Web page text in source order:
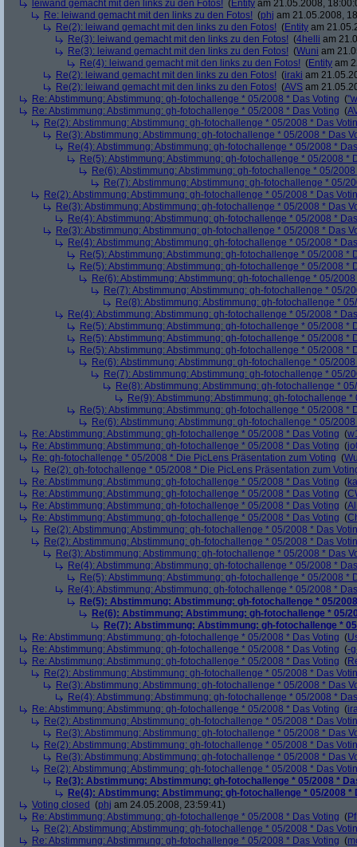
leiwand gemacht mit den links zu den Fotos! ( Entity am 21.05.2008,
Re: leiwand gemacht mit den links zu den Fotos! (phj am 21.05.2008,
Re(2): leiwand gemacht mit den links zu den Fotos! (Entity am
Re(3): leiwand gemacht mit den links zu den Fotos! (4helli am
Re(3): leiwand gemacht mit den links zu den Fotos! (Wuni am
Re(4): leiwand gemacht mit den links zu den Fotos! (Entity am
Re(2): leiwand gemacht mit den links zu den Fotos! (iraki am
Re(2): leiwand gemacht mit den links zu den Fotos! (AVS am
Re: Abstimmung: Abstimmung: gh-fotochallenge * 05/2008 * Das Voting (
Re: Abstimmung: Abstimmung: gh-fotochallenge * 05/2008 * Das Voting (
Re(2): Abstimmung: Abstimmung: gh-fotochallenge * 05/2008 * Das
Re(3): Abstimmung: Abstimmung: gh-fotochallenge * 05/2008 * Das
Re(4): Abstimmung: Abstimmung: gh-fotochallenge * 05/2008 *
Re(5): Abstimmung: Abstimmung: gh-fotochallenge * 05/2008 *
Re(6): Abstimmung: Abstimmung: gh-fotochallenge * 05/
Re(7): Abstimmung: Abstimmung: gh-fotochallenge * 05/
Re(2): Abstimmung: Abstimmung: gh-fotochallenge * 05/2008 * Das
Re(3): Abstimmung: Abstimmung: gh-fotochallenge * 05/2008 * Das
Re(4): Abstimmung: Abstimmung: gh-fotochallenge * 05/2008 *
Re(3): Abstimmung: Abstimmung: gh-fotochallenge * 05/2008 * Das
Re(4): Abstimmung: Abstimmung: gh-fotochallenge * 05/2008 *
Re(5): Abstimmung: Abstimmung: gh-fotochallenge * 05/2008 *
Re(5): Abstimmung: Abstimmung: gh-fotochallenge * 05/2008 *
Re(6): Abstimmung: Abstimmung: gh-fotochallenge * 05/
Re(7): Abstimmung: Abstimmung: gh-fotochallenge * 05/
Re(8): Abstimmung: Abstimmung: gh-fotochallenge *
Re(4): Abstimmung: Abstimmung: gh-fotochallenge * 05/2008 *
Re(5): Abstimmung: Abstimmung: gh-fotochallenge * 05/2008 *
Re(5): Abstimmung: Abstimmung: gh-fotochallenge * 05/2008 *
Re(5): Abstimmung: Abstimmung: gh-fotochallenge * 05/2008 *
Re(6): Abstimmung: Abstimmung: gh-fotochallenge * 05/
Re(7): Abstimmung: Abstimmung: gh-fotochallenge * 05/
Re(8): Abstimmung: Abstimmung: gh-fotochallenge *
Re(9): Abstimmung: Abstimmung: gh-fotochallenge
Re(5): Abstimmung: Abstimmung: gh-fotochallenge * 05/2008 *
Re(6): Abstimmung: Abstimmung: gh-fotochallenge * 05/
Re: Abstimmung: Abstimmung: gh-fotochallenge * 05/2008 * Das Voting (
Re: Abstimmung: Abstimmung: gh-fotochallenge * 05/2008 * Das Voting (
Re: gh-fotochallenge * 05/2008 * Die PicLens Präsentation zum Voting (
Re(2): gh-fotochallenge * 05/2008 * Die PicLens Präsentation zum
Re: Abstimmung: Abstimmung: gh-fotochallenge * 05/2008 * Das Voting (
Re: Abstimmung: Abstimmung: gh-fotochallenge * 05/2008 * Das Voting (
Re: Abstimmung: Abstimmung: gh-fotochallenge * 05/2008 * Das Voting (
Re: Abstimmung: Abstimmung: gh-fotochallenge * 05/2008 * Das Voting (
Re(2): Abstimmung: Abstimmung: gh-fotochallenge * 05/2008 * Das
Re(2): Abstimmung: Abstimmung: gh-fotochallenge * 05/2008 * Das
Re(3): Abstimmung: Abstimmung: gh-fotochallenge * 05/2008 * Das
Re(4): Abstimmung: Abstimmung: gh-fotochallenge * 05/2008 *
Re(5): Abstimmung: Abstimmung: gh-fotochallenge * 05/2008 *
Re(4): Abstimmung: Abstimmung: gh-fotochallenge * 05/2008 *
Re(5): Abstimmung: Abstimmung: gh-fotochallenge * 05/
Re(6): Abstimmung: Abstimmung: gh-fotochallenge * 05/
Re(7): Abstimmung: Abstimmung: gh-fotochallenge *
Re: Abstimmung: Abstimmung: gh-fotochallenge * 05/2008 * Das Voting (
Re: Abstimmung: Abstimmung: gh-fotochallenge * 05/2008 * Das Voting (-
Re: Abstimmung: Abstimmung: gh-fotochallenge * 05/2008 * Das Voting (
Re(2): Abstimmung: Abstimmung: gh-fotochallenge * 05/2008 * Das
Re(3): Abstimmung: Abstimmung: gh-fotochallenge * 05/2008 * Das
Re(4): Abstimmung: Abstimmung: gh-fotochallenge * 05/2008 *
Re: Abstimmung: Abstimmung: gh-fotochallenge * 05/2008 * Das Voting (
Re(2): Abstimmung: Abstimmung: gh-fotochallenge * 05/2008 * Das
Re(3): Abstimmung: Abstimmung: gh-fotochallenge * 05/2008 * Das
Re(2): Abstimmung: Abstimmung: gh-fotochallenge * 05/2008 * Das
Re(3): Abstimmung: Abstimmung: gh-fotochallenge * 05/2008 * Das
Re(2): Abstimmung: Abstimmung: gh-fotochallenge * 05/2008 * Das
Re(3): Abstimmung: Abstimmung: gh-fotochallenge * 05/2008 *
Re(4): Abstimmung: Abstimmung: gh-fotochallenge * 05/2008 *
Voting closed (phj am 24.05.2008, 23:59:41)
Re: Abstimmung: Abstimmung: gh-fotochallenge * 05/2008 * Das Voting (
Re(2): Abstimmung: Abstimmung: gh-fotochallenge * 05/2008 * Das
Re: Abstimmung: Abstimmung: gh-fotochallenge * 05/2008 * Das Voting (